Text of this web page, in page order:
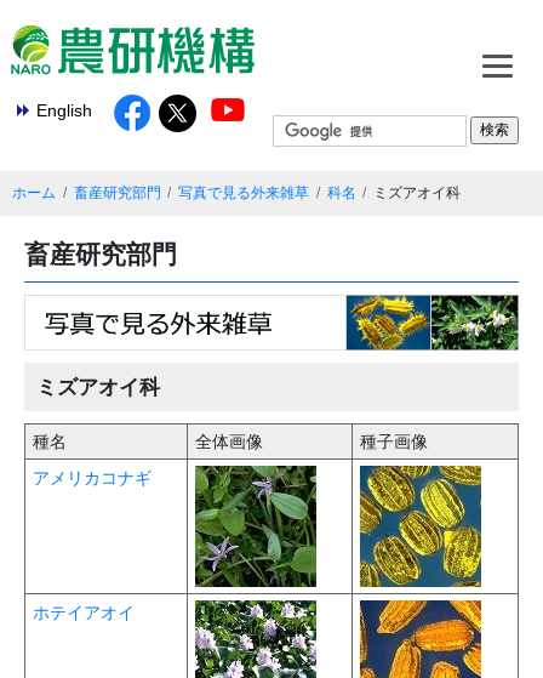
English
ホーム 畜産研究部門 写真で見る外来雑草 科名 ミズアオイ科
畜産研究部門
ミズアオイ科
種名 全体画像
種子画像
アメリカコナギ
ホテイアオイ